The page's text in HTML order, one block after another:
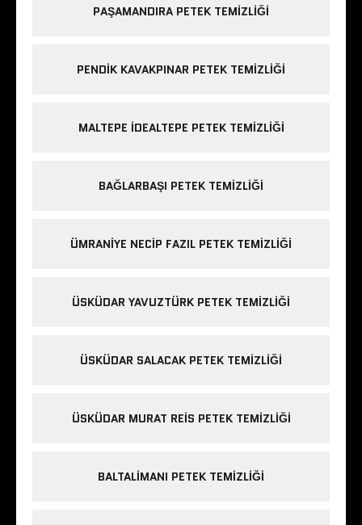
PAŞAMANDIRA PETEK TEMIZLIĞI
PENDIK KAVAKPINAR PETEK TEMIZLIĞI
MALTEPE IDEALTEPE PETEK TEMIZLIĞI
BAĞLARBAŞI PETEK TEMIZLIĞI
ÜMRANIYE NECIP FAZIL PETEK TEMIZLIĞI
ÜSKÜDAR YAVUZTÜRK PETEK TEMIZLIĞI
ÜSKÜDAR SALACAK PETEK TEMIZLIĞI
ÜSKÜDAR MURAT REIS PETEK TEMIZLIĞI
BALTALIMANI PETEK TEMIZLIĞI